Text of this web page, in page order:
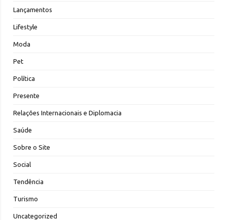
Lançamentos
Lifestyle
Moda
Pet
Política
Presente
Relações Internacionais e Diplomacia
Saúde
Sobre o Site
Social
Tendência
Turismo
Uncategorized